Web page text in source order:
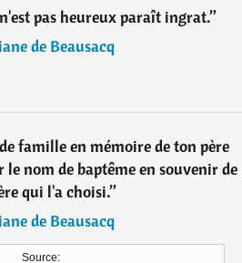
pas heureux paraît ingrat.”
de Beausacq
famille en mémoire de ton père
nom de baptême en souvenir de
qui l'a choisi.”
de Beausacq
Source: